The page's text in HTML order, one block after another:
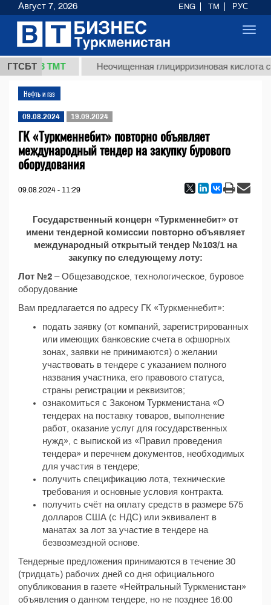
ГТСБТ
37,8 ТМТ Неочищенная глицирризиновая кислота
Нефть и газ
09.08.2024 19.09.2024
ГК «Туркменнебит» повторно объявляет
международный тендер на закупку бурового
оборудования
09.08.2024 - 11:29
Государственный концерн «Туркменнебит» от
имени тендерной комиссии повторно объявляет
международный открытый тендер №103/1 на
закупку по следующему лоту:
Лот №2 – Общезаводское, технологическое, буровое
оборудование
Вам предлагается по адресу ГК «Туркменнебит»:
подать заявку (от компаний, зарегистрированных
или имеющих банковские счета в офшорных
зонах, заявки не принимаются) о желании
участвовать в тендере с указанием полного
названия участника, его правового статуса,
страны регистрации и реквизитов;
ознакомиться с Законом Туркменистана «О
тендерах на поставку товаров, выполнение
работ, оказание услуг для государственных
нужд», с выпиской из «Правил проведения
тендера» и перечнем документов, необходимых
для участия в тендере;
получить спецификацию лота, технические
требования и основные условия контракта.
получить счёт на оплату средств в размере 575
долларов США (с НДС) или эквивалент в
манатах за лот за участие в тендере на
безвозмездной основе.
Тендерные предложения принимаются в течение 30
(тридцать) рабочих дней со дня официального
опубликования в газете «Нейтральный Туркменистан»
объявления о данном тендере, но не позднее 16:00
Август 7, 2026 ENG TM РУС